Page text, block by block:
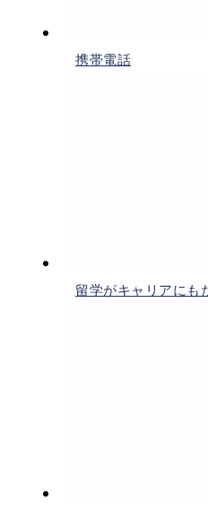
携帯電話
留学がキャリアにも